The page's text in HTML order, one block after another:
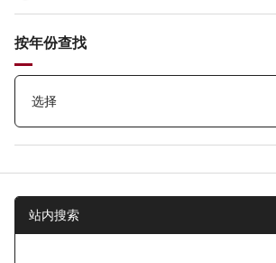
按年份查找
站内搜索